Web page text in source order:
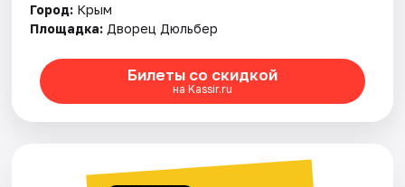
Город: Крым
Площадка: Дворец Дюльбер
Билеты со скидкой
на Kassir.ru